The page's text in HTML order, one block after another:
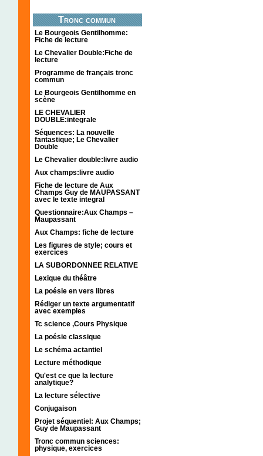
Tronc commun
Le Bourgeois Gentilhomme:
Fiche de lecture
Le Chevalier Double:Fiche de
lecture
Programme de français tronc
commun
Le Bourgeois Gentilhomme en
scène
LE CHEVALIER
DOUBLE:integrale
Séquences: La nouvelle
fantastique; Le Chevalier
Double
Le Chevalier double:livre audio
Aux champs:livre audio
Fiche de lecture de Aux
Champs Guy de MAUPASSANT
avec le texte integral
Questionnaire:Aux Champs –
Maupassant
Aux Champs: fiche de lecture
Les figures de style; cours et
exercices
LA SUBORDONNEE RELATIVE
Lexique du théâtre
La poésie en vers libres
Rédiger un texte argumentatif
avec exemples
Tc science ,Cours Physique
La poésie classique
Le schéma actantiel
Lecture méthodique
Qu'est ce que la lecture
analytique?
La lecture sélective
Conjugaison
Projet séquentiel: Aux Champs;
Guy de Maupassant
Tronc commun sciences:
physique, exercices